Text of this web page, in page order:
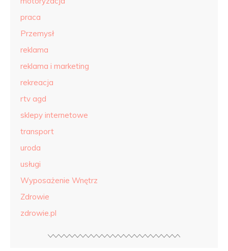
praca
Przemysł
reklama
reklama i marketing
rekreacja
rtv agd
sklepy internetowe
transport
uroda
usługi
Wyposażenie Wnętrz
Zdrowie
zdrowie.pl